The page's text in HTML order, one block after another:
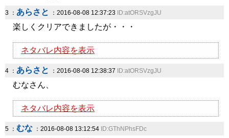
3 ： あらさと ：2016-08-08 12:37:23 ID:atORSVzgJU
楽しくクリアできましたが・・・
ネタバレ内容を表示
4 ： あらさと ：2016-08-08 12:38:37 ID:atORSVzgJU
むなさん、
ネタバレ内容を表示
5 ： むな ：2016-08-08 13:12:54 ID:GThNPhsFDc